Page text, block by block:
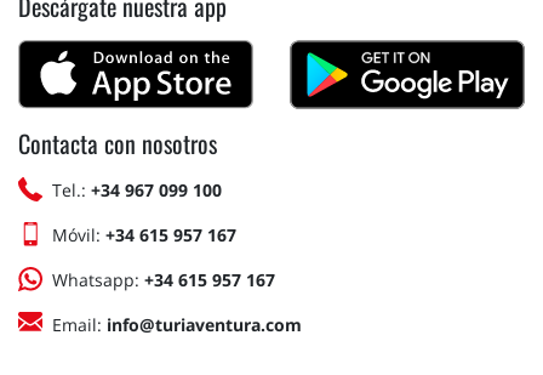
Contacta con nosotros
Tel.: +34 967 099 100
Móvil: +34 615 957 167
Whatsapp: +34 615 957 167
Email: info@turiaventura.com